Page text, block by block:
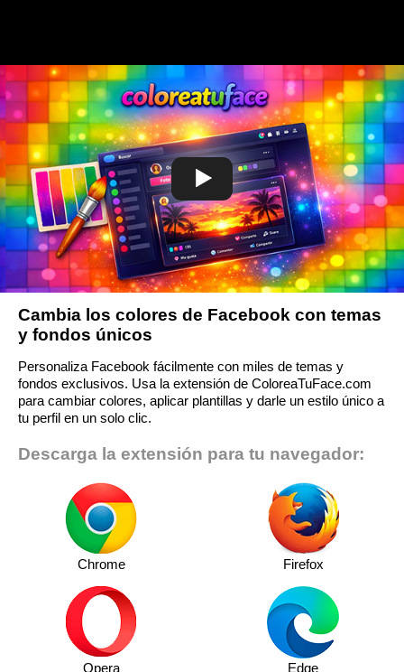
Cambia los colores de Facebook con temas
y fondos únicos
Personaliza Facebook fácilmente con miles de temas y
fondos exclusivos. Usa la extensión de ColoreaTuFace.com
para cambiar colores, aplicar plantillas y darle un estilo único a
tu perfil en un solo clic.
Descarga la extensión para tu navegador:
Chrome Firefox
Opera Edge